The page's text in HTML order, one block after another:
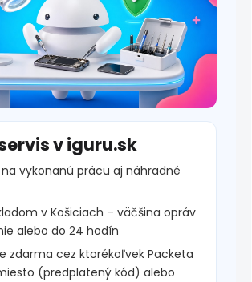
v iguru.sk
na vykonanú prácu aj náhradné
v Košiciach – väčšina opráv
alebo do 24 hodín
zdarma cez ktorékoľvek Packeta
(predplatený kód) alebo